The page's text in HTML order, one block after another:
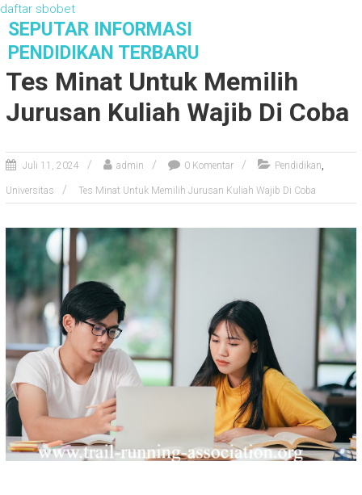
daftar sbobet
o
e
SEPUTAR INFORMASI
PENDIDIKAN TERBARU
Tes Minat Untuk Memilih
Jurusan Kuliah Wajib Di Coba
Juli 11, 2024 admin 0 Komentar Pendidikan,
Universitas Tes Minat Untuk Memilih Jurusan Kuliah Wajib Di Coba